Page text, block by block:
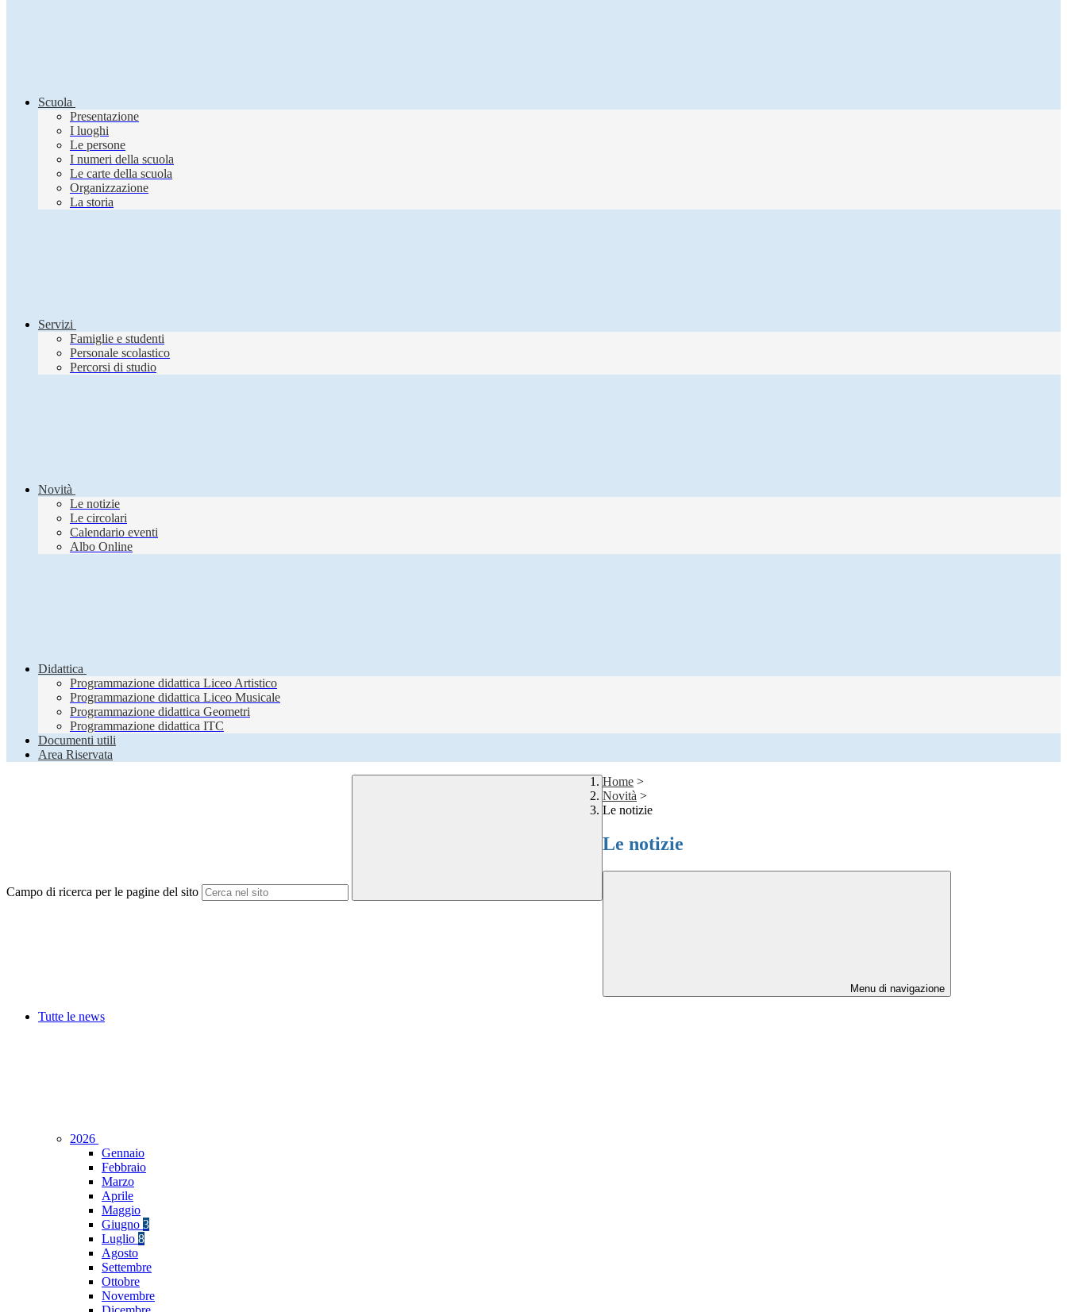
Scuola
Presentazione
I luoghi
Le persone
I numeri della scuola
Le carte della scuola
Organizzazione
La storia
Servizi
Famiglie e studenti
Personale scolastico
Percorsi di studio
Novità
Le notizie
Le circolari
Calendario eventi
Albo Online
Didattica
Programmazione didattica Liceo Artistico
Programmazione didattica Liceo Musicale
Programmazione didattica Geometri
Programmazione didattica ITC
Documenti utili
Area Riservata
Campo di ricerca per le pagine del sito
Home >
Novità >
Le notizie
Le notizie
Menu di navigazione
Tutte le news
2026
Gennaio
Febbraio
Marzo
Aprile
Maggio
Giugno 3
Luglio 8
Agosto
Settembre
Ottobre
Novembre